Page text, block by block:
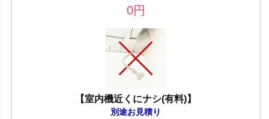
0円
【室内機近くにナシ(有料)】
別途お見積り